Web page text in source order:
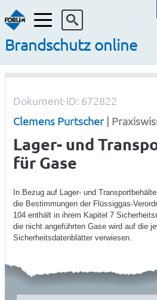
Menü
Brandschutz online
Dokument-ID: 672822
Clemens Purtscher|
Lager- und
für Gase
In Bezug auf Lager- und
die Bestimmungen der Flüssiggas-
104 enthält in ihrem Kapitel 7
die nicht angeführten Gase wird auf die
Sicherheitsdatenblätter verwiesen.